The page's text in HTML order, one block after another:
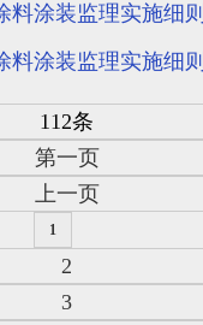
料涂装监理实施细则
料涂装监理实施细则
112条
第一页
上一页
1
2
3